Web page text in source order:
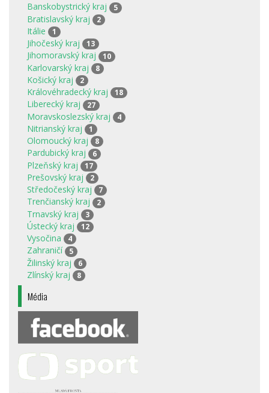
Banskobystrický kraj 5
Bratislavský kraj 2
Itálie 1
Jihočeský kraj 13
Jihomoravský kraj 10
Karlovarský kraj 8
Košický kraj 2
Královéhradecký kraj 18
Liberecký kraj 27
Moravskoslezský kraj 4
Nitrianský kraj 1
Olomoucký kraj 8
Pardubický kraj 6
Plzeňský kraj 17
Prešovský kraj 2
Středočeský kraj 7
Trenčianský kraj 2
Trnavský kraj 3
Ústecký kraj 12
Vysočina 4
Zahraničí 5
Žilinský kraj 6
Zlínský kraj 8
Média